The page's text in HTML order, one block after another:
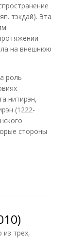
тэкдай). Эта
на внешнюю
роль
нитирэн,
(1222-
стороны
трех,